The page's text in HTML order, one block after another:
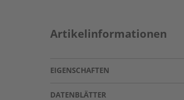
Artikelinformationen
EIGENSCHAFTEN
DATENBLÄTTER